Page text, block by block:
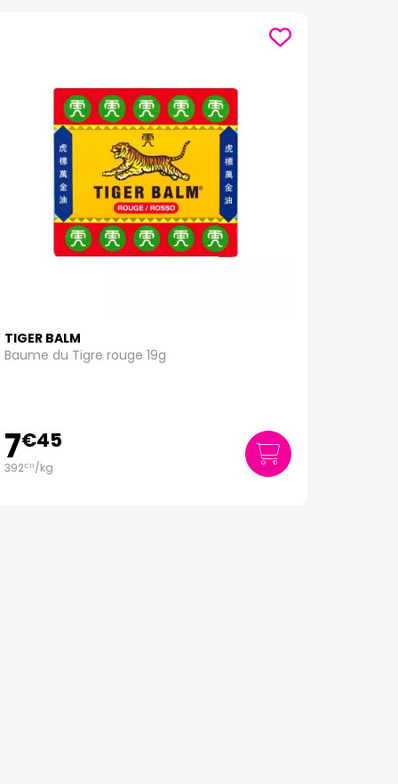
TIGER BALM
Baume du Tigre rouge 19g
7€45
392€11/kg